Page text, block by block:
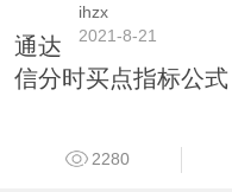
ihzx
2021-8-21
通达
信分时买点指标公式
2280